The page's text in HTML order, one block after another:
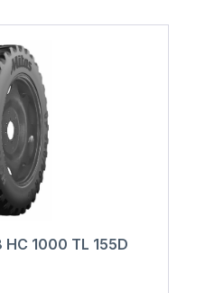
1000 TL 155D